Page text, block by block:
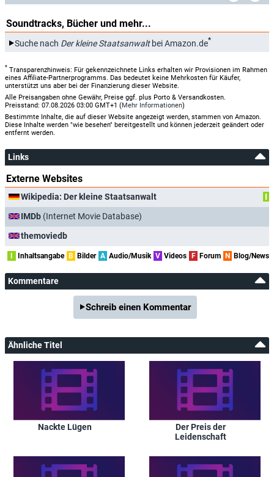
Soundtracks, Bücher und mehr...
Suche nach Der kleine Staatsanwaltbei Amazon.de*
* Transparenzhinweis: Für gekennzeichnete Links erhalten wir Provisionen im Rahmen
eines Affiliate-Partnerprogramms. Das bedeutet keine Mehrkosten für Käufer,
unterstützt uns aber bei der Finanzierung dieser Website.
Alle Preisangaben ohne Gewähr, Preise ggf. plus Porto & Versandkosten.
Preisstand: 07.08.2026 03:00 GMT+1 (Mehr Informationen)
Bestimmte Inhalte, die auf dieser Website angezeigt werden, stammen von Amazon.
Diese Inhalte werden "wie besehen" bereitgestellt und können jederzeit geändert oder
entfernt werden.
Links
Externe Websites
Wikipedia: Der kleine Staatsanwalt
I
IMDb (Internet Movie Database)
themoviedb
I Inhaltsangabe B Bilder A Audio/Musik V Videos F Forum N Blog/News
Kommentare
Schreib einen Kommentar
Ähnliche Titel
Nackte Lügen
Der Preis der
Leidenschaft